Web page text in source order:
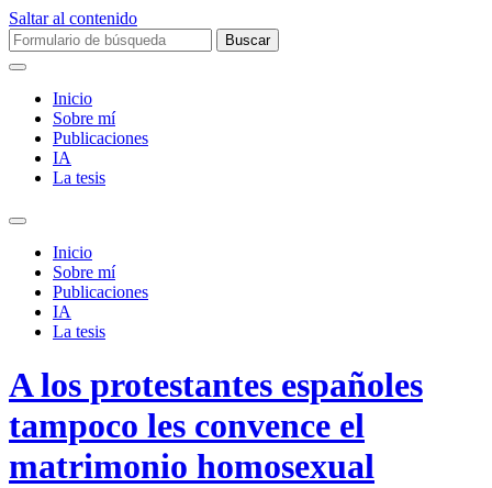
Saltar al contenido
Buscar:
Inicio
Sobre mí­
Publicaciones
IA
La tesis
Alternar
campo
búsqueda
Inicio
Sobre mí­
Publicaciones
IA
La tesis
A los protestantes españoles
tampoco les convence el
matrimonio homosexual